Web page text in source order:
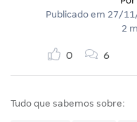
Publicado em 27/
2
0 6
Tudo que sabemos sobre: